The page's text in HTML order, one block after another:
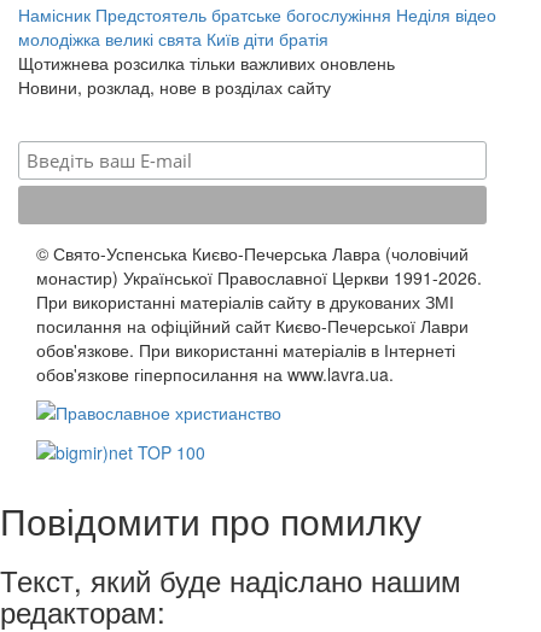
Намісник Предстоятель братське богослужіння Неділя відео
молодіжка великі свята Київ діти братія
Щотижнева розсилка тільки важливих оновлень
Новини, розклад, нове в розділах сайту
© Свято-Успенська Києво-Печерська Лавра (чоловічий
монастир) Української Православної Церкви 1991-2026.
При використанні матеріалів сайту в друкованих ЗМІ
посилання на офіційний сайт Києво-Печерської Лаври
обов'язкове. При використанні матеріалів в Інтернеті
обов'язкове гіперпосилання на www.lavra.ua.
Повідомити про помилку
Текст, який буде надіслано нашим
редакторам: